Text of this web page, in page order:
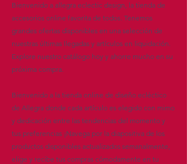
Bienvenido a allegra eclectic design, la tienda de
accesorios online favorita de todos. Tenemos
grandes ofertas disponibles en una selección de
nuestras últimas llegadas y artículos en liquidación.
Explore nuestro catálogo hoy y ahorre mucho en su
próxima compra.
Bienvenido a la tienda online de diseño ecléctico
de Allegra donde cada artículo es elegido con mimo
y dedicación entre las tendencias del momento y
tus preferencias ¡Navega por la diapositiva de los
productos disponibles actualizados semanalmente,
elige y recibe tus compras cómodamente en tu